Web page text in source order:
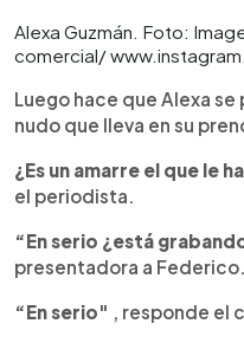
Alexa Guzmán. Foto:
comercial/
Luego hace que Alexa
nudo que lleva en su
¿Es un amarre el que le
el periodista.
“En serio ¿está
presentadora a Federico.
“En serio" , responde el